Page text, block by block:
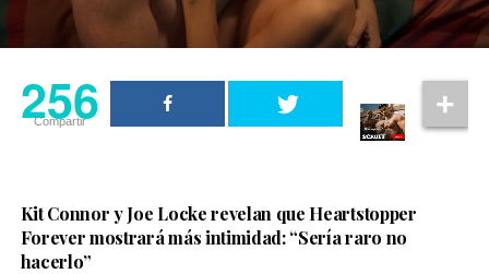
256
Compartir
Kit Connor y Joe Locke revelan que Heartstopper
Forever mostrará más intimidad: “Sería raro no
hacerlo”